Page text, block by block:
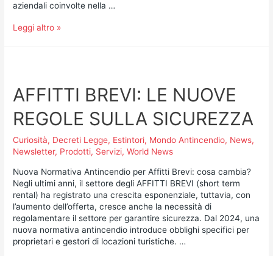
aziendali coinvolte nella …
Leggi altro »
AFFITTI BREVI: LE NUOVE
REGOLE SULLA SICUREZZA
Curiosità, Decreti Legge, Estintori, Mondo Antincendio, News,
Newsletter, Prodotti, Servizi,World News
Nuova Normativa Antincendio per Affitti Brevi: cosa cambia?
Negli ultimi anni, il settore degli AFFITTI BREVI (short term
rental) ha registrato una crescita esponenziale, tuttavia, con
l’aumento dell’offerta, cresce anche la necessità di
regolamentare il settore per garantire sicurezza. Dal 2024, una
nuova normativa antincendio introduce obblighi specifici per
proprietari e gestori di locazioni turistiche. …